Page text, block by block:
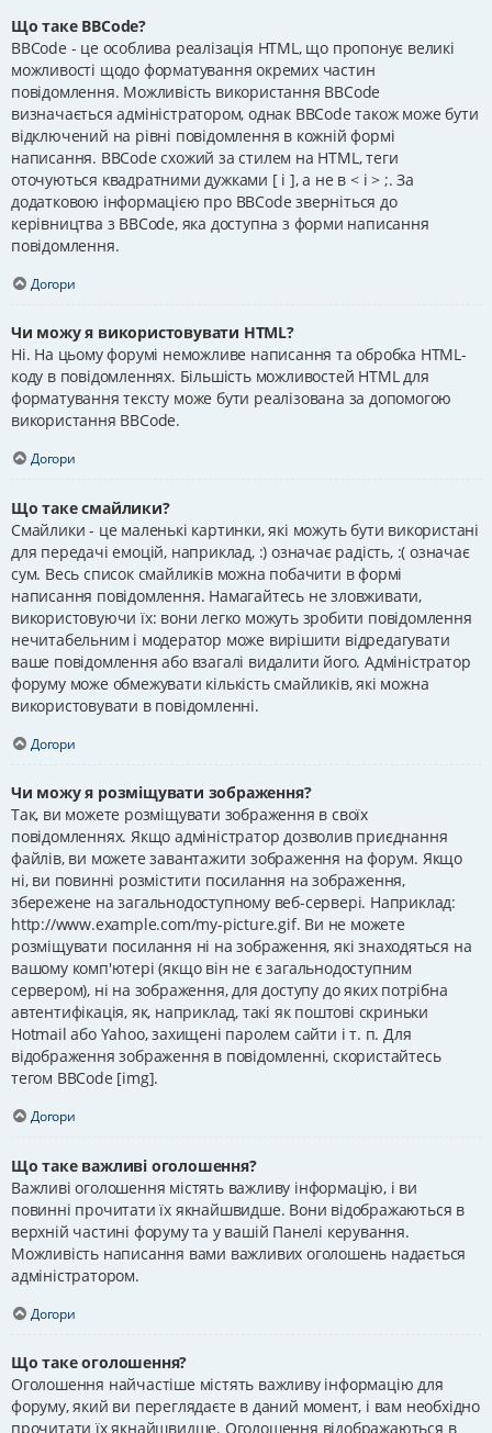
Що таке BBCode?
BBCode - це особлива реалізація HTML, що пропонує великі
можливості щодо форматування окремих частин
повідомлення. Можливість використання BBCode
визначається адміністратором, однак BBCode також може бути
відключений на рівні повідомлення в кожній формі
написання. BBCode схожий за стилем на HTML, теги
оточуються квадратними дужками [ і ], а не в < і > ;. За
додатковою інформацією про BBCode зверніться до
керівництва з BBCode, яка доступна з форми написання
повідомлення.
Догори
Чи можу я використовувати HTML?
Ні. На цьому форумі неможливе написання та обробка HTML-
коду в повідомленнях. Більшість можливостей HTML для
форматування тексту може бути реалізована за допомогою
використання BBCode.
Догори
Що таке смайлики?
Смайлики - це маленькі картинки, які можуть бути використані
для передачі емоцій, наприклад, :) означає радість, :( означає
сум. Весь список смайликів можна побачити в формі
написання повідомлення. Намагайтесь не зловживати,
використовуючи їх: вони легко можуть зробити повідомлення
нечитабельним і модератор може вирішити відредагувати
ваше повідомлення або взагалі видалити його. Адміністратор
форуму може обмежувати кількість смайликів, які можна
використовувати в повідомленні.
Догори
Чи можу я розміщувати зображення?
Так, ви можете розміщувати зображення в своїх
повідомленнях. Якщо адміністратор дозволив приєднання
файлів, ви можете завантажити зображення на форум. Якщо
ні, ви повинні розмістити посилання на зображення,
збережене на загальнодоступному веб-сервері. Наприклад:
http://www.example.com/my-picture.gif. Ви не можете
розміщувати посилання ні на зображення, які знаходяться на
вашому комп'ютері (якщо він не є загальнодоступним
сервером), ні на зображення, для доступу до яких потрібна
автентифікація, як, наприклад, такі як поштові скриньки
Hotmail або Yahoo, захищені паролем сайти і т. п. Для
відображення зображення в повідомленні, скористайтесь
тегом BBCode [img].
Догори
Що таке важливі оголошення?
Важливі оголошення містять важливу інформацію, і ви
повинні прочитати їх якнайшвидше. Вони відображаються в
верхній частині форуму та у вашій Панелі керування.
Можливість написання вами важливих оголошень надається
адміністратором.
Догори
Що таке оголошення?
Оголошення найчастіше містять важливу інформацію для
форуму, який ви переглядаєте в даний момент, і вам необхідно
прочитати їх якнайшвидше. Оголошення відображаються в